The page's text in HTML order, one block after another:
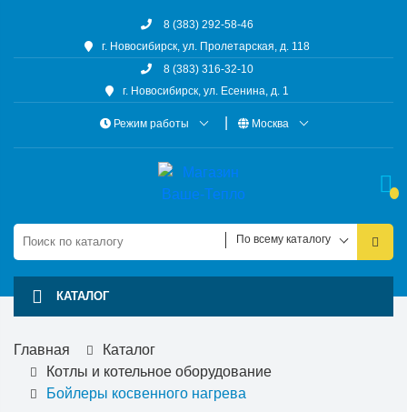
8 (383) 292-58-46
г. Новосибирск, ул. Пролетарская, д. 118
8 (383) 316-32-10
г. Новосибирск, ул. Есенина, д. 1
Режим работы Москва
По всему каталогу
КАТАЛОГ
Главная
Каталог
Котлы и котельное оборудование
Бойлеры косвенного нагрева